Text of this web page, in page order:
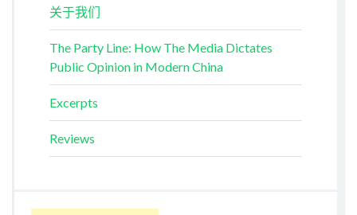
关于我们
The Party Line: How The Media Dictates
Public Opinion in Modern China
Excerpts
Reviews